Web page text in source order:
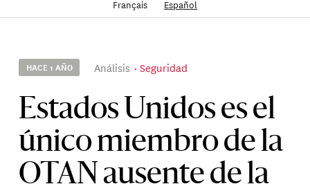
Français Español
HACE 1 AÑO Análisis Seguridad
Estados Unidos es el
único miembro de la
OTAN ausente de la